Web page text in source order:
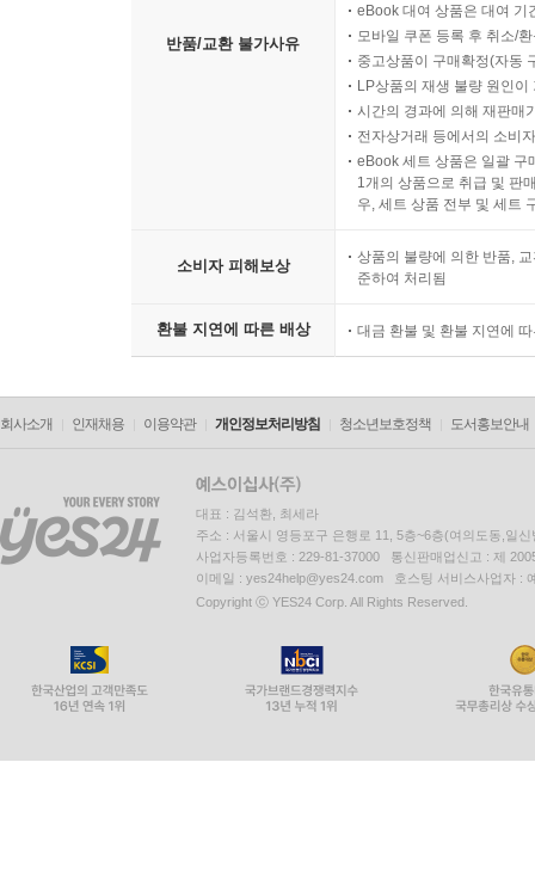
반품/교환 불가사유
eBook 대여 상품은 대여 기
모바일 쿠폰 등록 후 취소/
중고상품이 구매확정(자동
LP상품의 재생 불량 원인
시간의 경과에 의해 재판매
전자상거래 등에서의 소비
eBook 세트 상품은 일괄 구
1개의 상품으로 취급 및 판
우, 세트 상품 전부 및 세트
소비자 피해보상
상품의 불량에 의한 반품,
준하여 처리됨
환불 지연에 따른 배상 대금 환불 및 환불 지연에
회사소개 인재채용 이용약관 개인정보처리방침 청소년보호정책 도서홍보안내
대표 : 김석환, 최세라
주소 : 서울시 영등포구 은행로 11, 5층~6층(여의도동,일신
사업자등록번호 : 229-81-37000 통신판매업신고 : 제
이메일 : yes24help@yes24.com 호스팅 서비스사업자 :
Copyright ⓒ YES24 Corp. All Rights Reserved.